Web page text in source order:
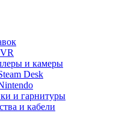
и камеры
Desk
и гарнитуры
и кабели